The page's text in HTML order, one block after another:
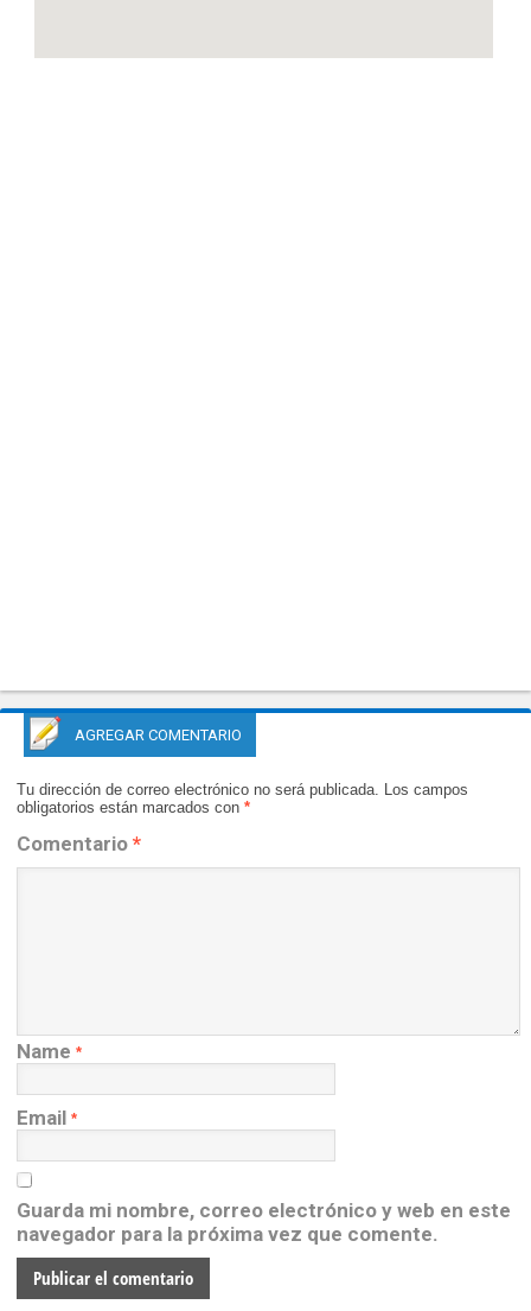
AGREGAR COMENTARIO
Tu dirección de correo electrónico no será publicada.
Los campos
obligatorios están marcados con *
Comentario *
Name *
Email *
Guarda mi nombre, correo electrónico y web en este
navegador para la próxima vez que comente.